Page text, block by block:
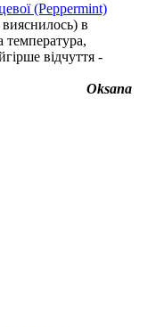
(Peppermint)
в
температура,
відчуття -
Oksana